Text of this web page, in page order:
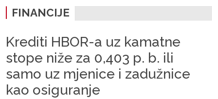
FINANCIJE
Krediti HBOR-a uz kamatne
stope niže za 0,403 p. b. ili
samo uz mjenice i zadužnice
kao osiguranje